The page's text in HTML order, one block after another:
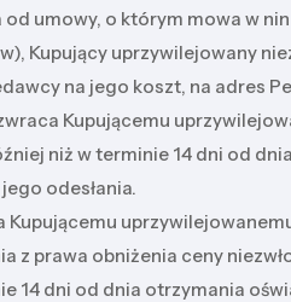
umowy, o którym mowa w
Kupujący uprzywilejowany
na jego koszt, na adres
Kupującemu
niż w terminie 14 dni od
odesłania.
Kupującemu
z prawa obniżenia ceny
14 dni od dnia otrzymania